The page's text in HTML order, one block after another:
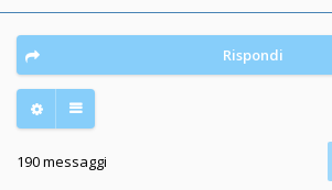
Rispondi
190 messaggi